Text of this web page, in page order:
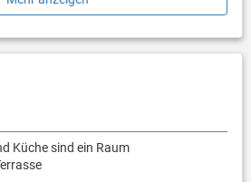
dieser ebenfalls willkommen.
und Mulini Beach sind die
Küche sind ein Raum